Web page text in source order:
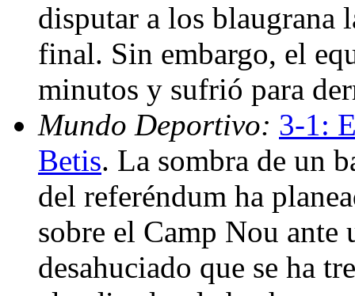
disputar a los blaugrana
final. Sin embargo, el
minutos y sufrió para
Mundo Deportivo: 3-1:
Betis. La sombra de un
del referéndum ha
sobre el Camp Nou ante
desahuciado que se ha